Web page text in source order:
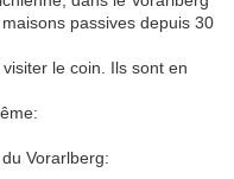
passives depuis 30
le coin. Ils sont en
Vorarlberg: